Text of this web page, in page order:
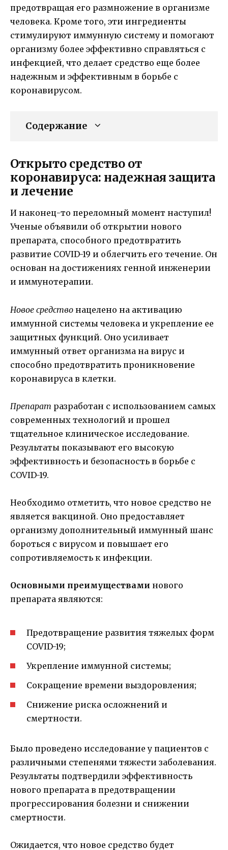
предотвращая его размножение в организме
человека. Кроме того, эти ингредиенты
стимулируют иммунную систему и помогают
организму более эффективно справляться с
инфекцией, что делает средство еще более
надежным и эффективным в борьбе с
коронавирусом.
Содержание
Открыто средство от
коронавируса: надежная защита
и лечение
И наконец-то переломный момент наступил!
Ученые объявили об открытии нового
препарата, способного предотвратить
развитие COVID-19 и облегчить его течение. Он
основан на достижениях генной инженерии
и иммунотерапии.
Новое средство нацелено на активацию
иммунной системы человека и укрепление ее
защитных функций. Оно усиливает
иммунный ответ организма на вирус и
способно предотвратить проникновение
коронавируса в клетки.
Препарат разработан с использованием самых
современных технологий и прошел
тщательное клиническое исследование.
Результаты показывают его высокую
эффективность и безопасность в борьбе с
COVID-19.
Необходимо отметить, что новое средство не
является вакциной. Оно предоставляет
организму дополнительный иммунный шанс
бороться с вирусом и повышает его
сопротивляемость к инфекции.
Основными преимуществами нового
препарата являются:
Предотвращение развития тяжелых форм
COVID-19;
Укрепление иммунной системы;
Сокращение времени выздоровления;
Снижение риска осложнений и
смертности.
Было проведено исследование у пациентов с
различными степенями тяжести заболевания.
Результаты подтвердили эффективность
нового препарата в предотвращении
прогрессирования болезни и снижении
смертности.
Ожидается, что новое средство будет